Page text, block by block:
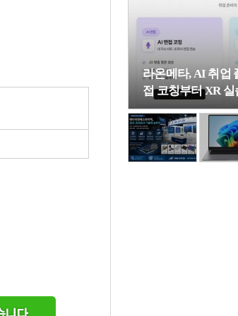
라온메타, AI 취업
접 코칭부터 XR